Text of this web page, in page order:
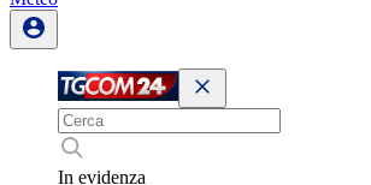
In evidenza